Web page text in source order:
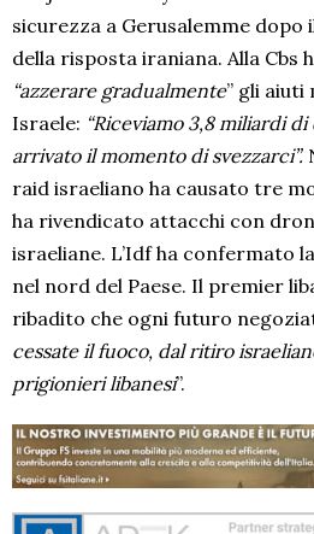
sicurezza a Gerusalemme
della risposta iraniana. Alla Cbs
“azzerare gradualmente” gli
Israele: “Riceviamo 3,8 miliardi
arrivato il momento di svezzarci”.
raid israeliano ha causato tre
ha rivendicato attacchi con
israeliane. L’Idf ha confermato
nel nord del Paese. Il premier
ribadito che ogni futuro
cessate il fuoco, dal ritiro
prigionieri libanesi”.